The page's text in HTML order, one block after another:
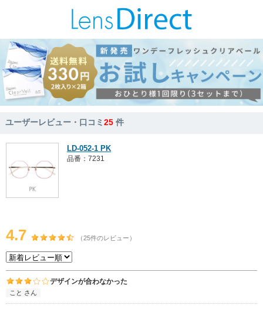
ユーザーレビュー・口コミ25 件
LD-052-1 PK
品番：7231
4.7 （25件のレビュー）
デザインが合わなかった
こと さん